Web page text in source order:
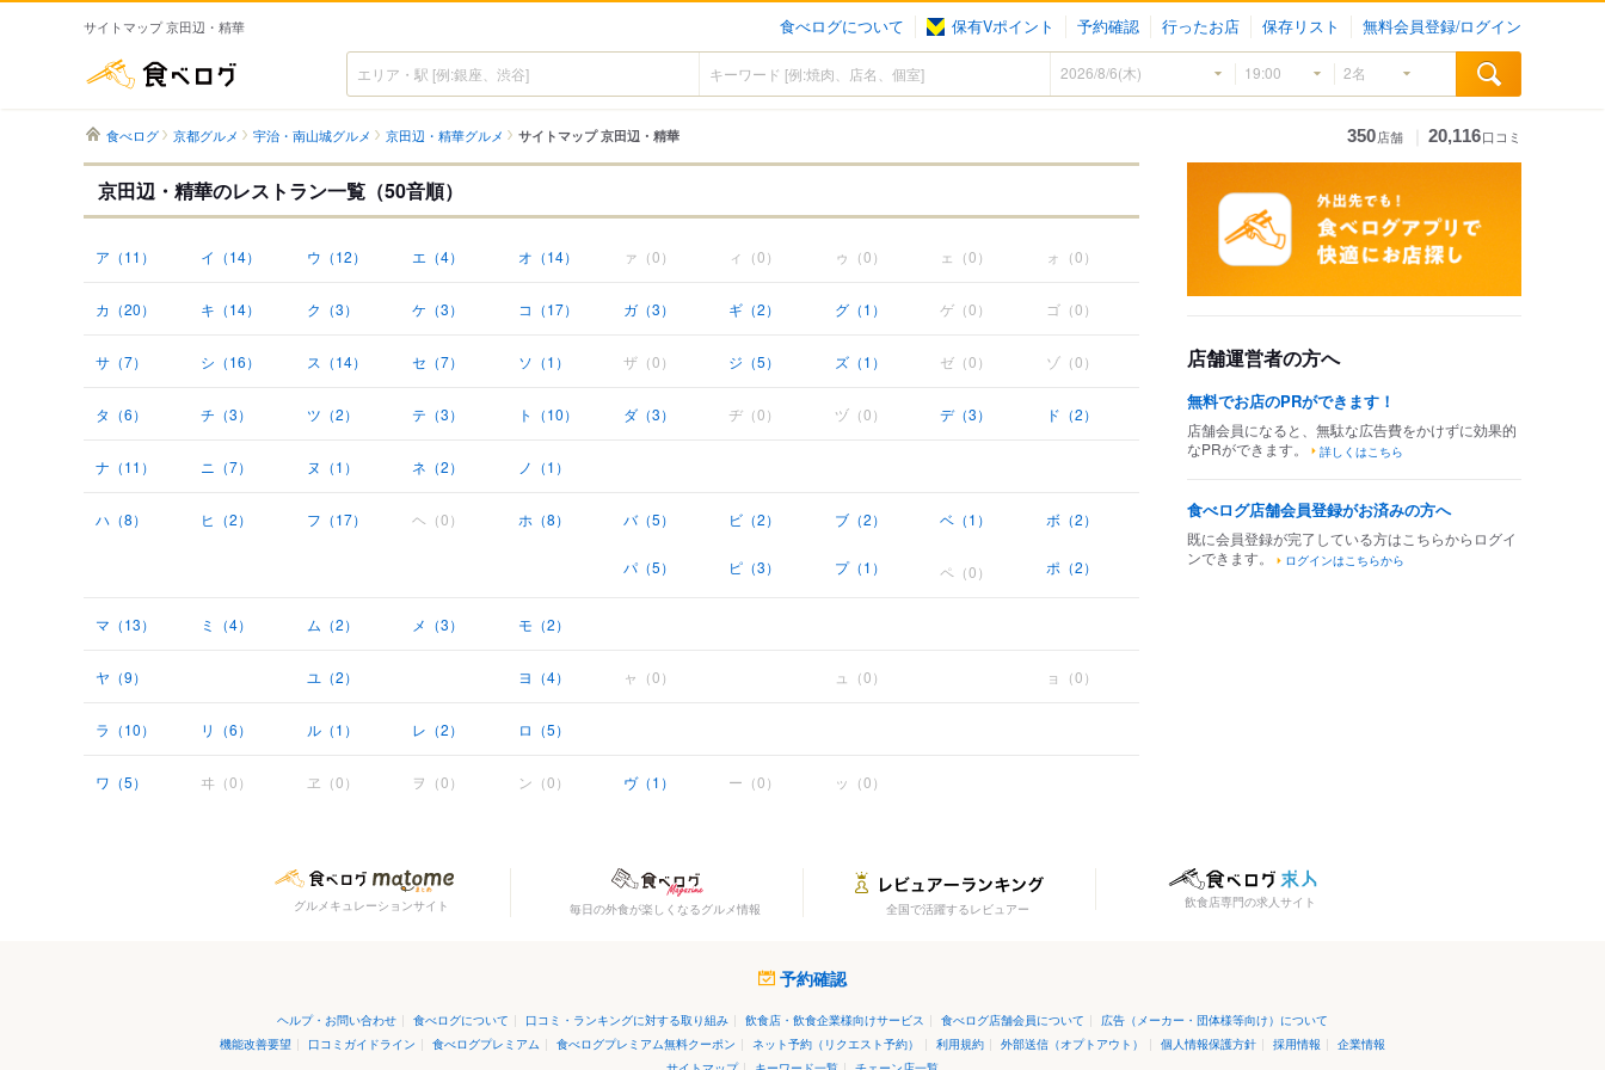
サイトマップ 京田辺・精華 食べログについて 保有Vポイント 予約確認 行ったお店 保存リスト 無料会員登録/ログイン
食べログ 京都グルメ 宇治・南山城グルメ 京田辺・精華グルメ サイトマップ 京田辺・精華 350店舗 20,116口コミ
京田辺・精華のレストラン一覧（50音順）
ア（11） イ（14） ウ（12） エ（4） オ（14）
カ（20） キ（14） ク（3） ケ（3） コ（17） ガ（3） ギ（2） グ（1） ゲ（0） ゴ（0）
サ（7） シ（16） ス（14） セ（7） ソ（1） ザ（0） ジ（5） ズ（1） ゼ（0） ゾ（0）
タ（6） チ（3） ツ（2） テ（3） ト（10） ダ（3） ヂ（0） ヅ（0） デ（3） ド（2）
ナ（11） ニ（7） ヌ（1） ネ（2） ノ（1）
ハ（8） ヒ（2） フ（17） ヘ（0） ホ（8） バ（5） ビ（2） ブ（2） ベ（1） ボ（2）
パ（5） ピ（3） プ（1） ペ（0） ポ（2）
マ（13） ミ（4） ム（2） メ（3） モ（2）
ヤ（9） ユ（2） ヨ（4）
ラ（10） リ（6） ル（1） レ（2） ロ（5）
ワ（5） ヰ（0） ヱ（0） ヲ（0） ン（0） ヴ（1） ー（0）
ァ（0） ィ（0） ゥ（0） ェ（0） ォ（0）
ャ（0） ュ（0） ョ（0）
ッ（0）
店舗運営者の方へ
無料でお店のPRができます！
店舗会員になると、無駄な広告費をかけずに効果的
なPRができます。
詳しくはこちら
食べログ店舗会員登録がお済みの方へ
既に会員登録が完了している方はこちらからログイ
ンできます。
ログインはこちらから
グルメキュレーションサイト 毎日の外食が楽しくなるグルメ情報 全国で活躍するレビュアー 飲食店専門の求人サイト
予約確認
ヘルプ・お問い合わせ | 食べログについて | 口コミ・ランキングに対する取り組み | 飲食店・飲食企業様向けサービス | 食べログ店舗会員について | 広告（メーカー・団体様等向け）について
機能改善要望 | 口コミガイドライン | 食べログプレミアム | 食べログプレミアム無料クーポン | ネット予約（リクエスト予約） | 利用規約 | 外部送信（オプトアウト） | 個人情報保護方針 | 採用情報 | 企業情報